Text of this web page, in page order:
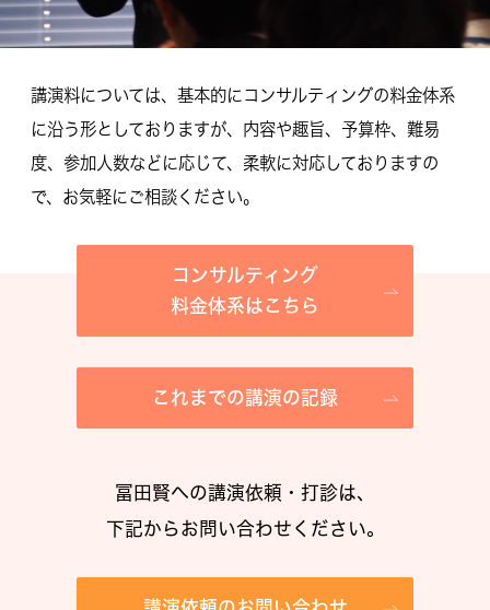
講演料については、基本的にコンサルティングの料金体系
に沿う形としておりますが、内容や趣旨、予算枠、難易
度、参加人数などに応じて、柔軟に対応しておりますの
で、お気軽にご相談ください。
コンサルティング
料金体系はこちら
これまでの講演の記録
冨田賢への講演依頼・打診は、
下記からお問い合わせください。